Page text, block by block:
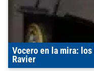
Vocero en la mira:
Ravier